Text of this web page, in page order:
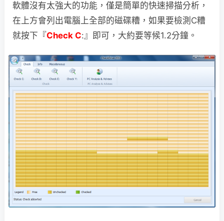
軟體沒有太強大的功能，僅是簡單的快速掃描分析，
在上方會列出電腦上全部的磁碟糟，如果要檢測C糟
就按下『Check C:』即可，大約要等候1.2分鐘。